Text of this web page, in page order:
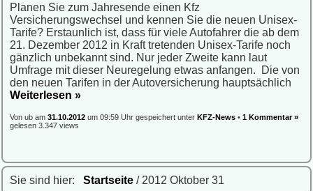
Sie sind hier: Startseite / 2012 Oktober 31
Planen Sie zum Jahresende einen Kfz
Versicherungswechsel und kennen Sie die neuen Unisex-
Tarife? Erstaunlich ist, dass für viele Autofahrer die ab dem
21. Dezember 2012 in Kraft tretenden Unisex-Tarife noch
gänzlich unbekannt sind. Nur jeder Zweite kann laut
Umfrage mit dieser Neuregelung etwas anfangen. Die von
den neuen Tarifen in der Autoversicherung hauptsächlich
Weiterlesen »
Von ub am 31.10.2012 um 09:59 Uhr gespeichert unter KFZ-News • 1 Kommentar »
gelesen 3.347 views